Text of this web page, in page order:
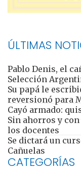
ÚLTIMAS
Pablo Denis, el
Selección
Su papá le
reversionó para
Cayó armado:
Sin ahorros y
los docentes
Se dictará un
Cañuelas
CATEGORÍAS